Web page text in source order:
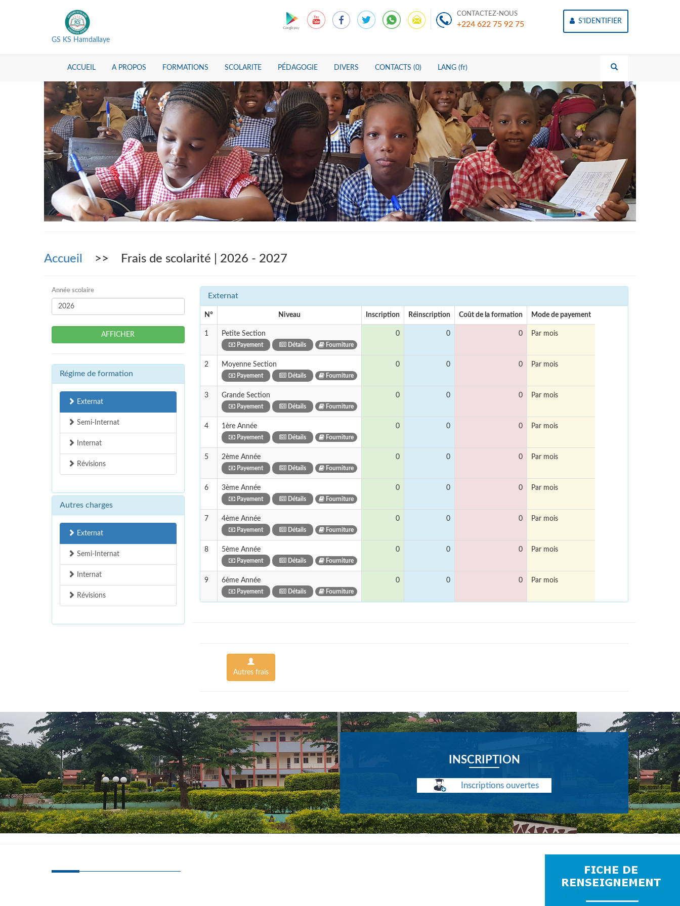
GS KS Hamdallaye
CONTACTEZ-NOUS
+224 622 75 92 75 S'IDENTIFIER
ACCUEIL A PROPOS FORMATIONS SCOLARITE PÉDAGOGIE DIVERS CONTACTS (0) LANG (fr)
Accueil >> Frais de scolarité | 2026 - 2027
Année scolaire
AFFICHER
Régime de formation
Externat
Semi-Internat
Internat
Révisions
Autres charges
Externat
Semi-Internat
Internat
Révisions
Externat
N° Niveau Inscription Réinscription Coût de la formation Mode de payement
1 Petite Section
Payement Détails Fourniture
0 0 0 Par mois
2 Moyenne Section
Payement Détails Fourniture
0 0 0 Par mois
3 Grande Section
Payement Détails Fourniture
0 0 0 Par mois
4 1ère Année
Payement Détails Fourniture
0 0 0 Par mois
5 2ème Année
Payement Détails Fourniture
0 0 0 Par mois
6 3ème Année
Payement Détails Fourniture
0 0 0 Par mois
7 4ème Année
Payement Détails Fourniture
0 0 0 Par mois
8 5ème Année
Payement Détails Fourniture
0 0 0 Par mois
9 6ème Année
Payement Détails Fourniture
0 0 0 Par mois
Autres frais
INSCRIPTION
Inscriptions ouvertes